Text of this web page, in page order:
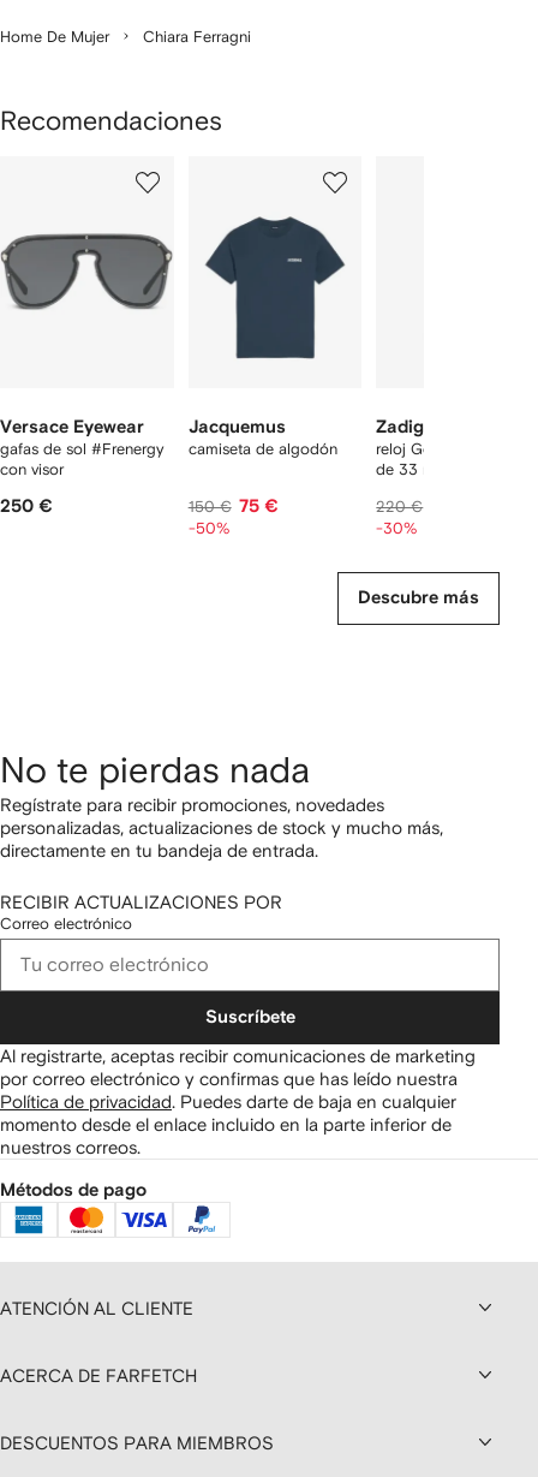
Home De Mujer Chiara Ferragni
Recomendaciones
Versace Eyewear
gafas de sol #Frenergy
con visor
250 €
Jacquemus
camiseta de algodón
150 € 75 €
-50%
Zadig&Voltaire
reloj Gold Wings
de 33 mm
220 €
-30%
Descubre más
No te pierdas nada
Regístrate para recibir promociones, novedades
personalizadas, actualizaciones de stock y mucho más,
directamente en tu bandeja de entrada.
RECIBIR ACTUALIZACIONES POR
Correo electrónico
Suscríbete
Al registrarte, aceptas recibir comunicaciones de marketing
por correo electrónico y confirmas que has leído nuestra
Política de privacidad Puedes darte de baja en cualquier
momento desde el enlace incluido en la parte inferior de
nuestros correos.
Métodos de pago
ATENCIÓN AL CLIENTE
ACERCA DE FARFETCH
DESCUENTOS PARA MIEMBROS